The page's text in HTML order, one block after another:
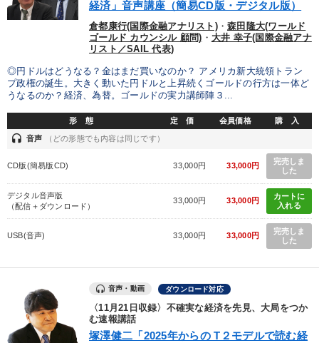
経済」音声講座（簡易CD版・デジタル版）
倉都康行(国際金融アナリスト)・森田隆大(ワールド
ゴールド カウンシル 顧問) ・ 大井 幸子(国際金融アナ
リスト／SAIL 代表)
◎円ドルはどうなる？金はまだ買いなのか？ アメリカ新大統領トラン
プ政権の誕生。大きく動いた円ドルと上昇続くゴールドの行方は一体ど
うなるのか？経済、為替。ゴールドの実力講師陣３...
形 態 定 価 会員価格 購 入
headset 音声 （どの形態でも内容は同じです）
CD版(簡易版CD) 33,000円 33,000円
完売しま
した
デジタル音声版
（配信＋ダウンロード）
33,000円 33,000円
カートに
入れる
USB(音声) 33,000円 33,000円
完売しま
した
音声・動画 ダウンロード対応
〈11月21日収録〉不確実な経済を先見、大局をつか
む速報講話
塚澤健二「2025年からの T２モデルで読む経